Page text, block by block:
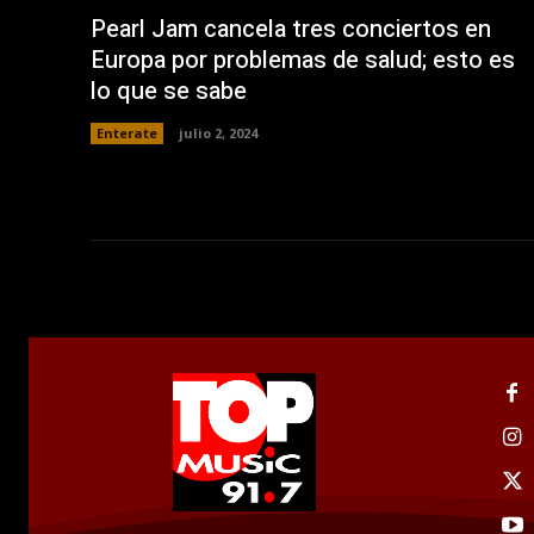
a
)
Pearl Jam cancela tres conciertos en
Europa por problemas de salud; esto es
lo que se sabe
Enterate julio 2, 2024